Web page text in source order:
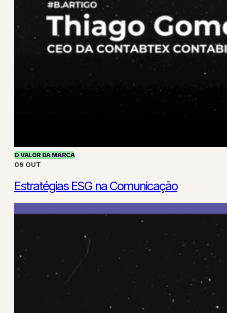
O VALOR DA MARCA
09 OUT
Estratégias ESG na Comunicação